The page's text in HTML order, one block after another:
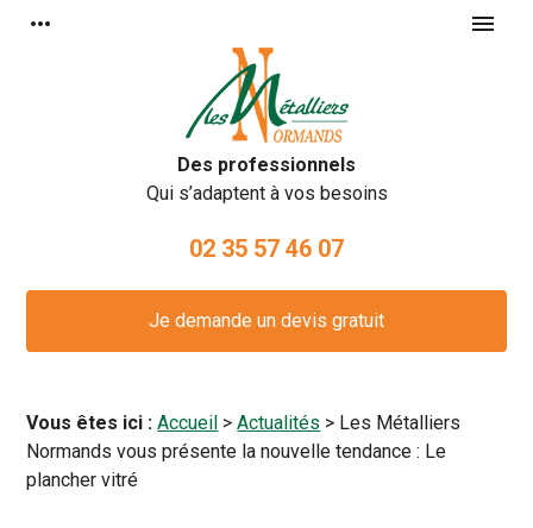
more_horiz menu
Des professionnels
Qui s’adaptent à vos besoins
02 35 57 46 07
Je demande un devis gratuit
Vous êtes ici : Accueil >Actualités > Les Métalliers
Normands vous présente la nouvelle tendance : Le
plancher vitré